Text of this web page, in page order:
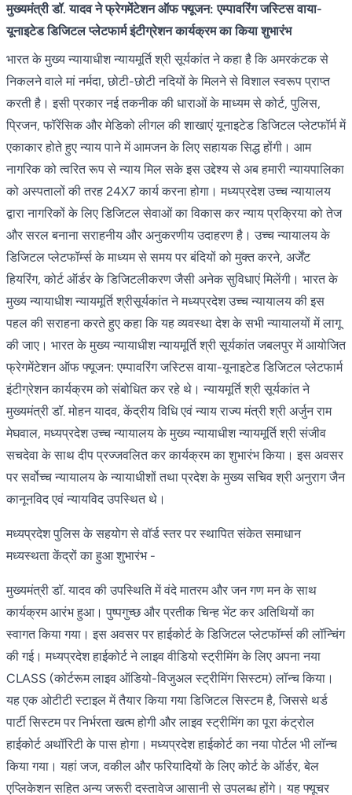
मुख्यमंत्री डॉ. यादव ने फ्रेगमेंटेशन ऑफ फ्यूजन: एम्पावरिंग जस्टिस वाया-
यूनाइटेड डिजिटल प्लेटफार्म इंटीग्रेशन कार्यक्रम का किया शुभारंभ
भारत के मुख्य न्यायाधीश न्यायमूर्ति श्री सूर्यकांत ने कहा है कि अमरकंटक से
निकलने वाले मां नर्मदा, छोटी-छोटी नदियों के मिलने से विशाल स्वरूप प्राप्त
करती है। इसी प्रकार नई तकनीक की धाराओं के माध्यम से कोर्ट, पुलिस,
प्रिजन, फॉरेंसिक और मेडिको लीगल की शाखाएं यूनाइटेड डिजिटल प्लेटफॉर्म में
एकाकार होते हुए न्याय पाने में आमजन के लिए सहायक सिद्ध होंगी। आम
नागरिक को त्वरित रूप से न्याय मिल सके इस उद्देश्य से अब हमारी न्यायपालिका
को अस्पतालों की तरह 24X7 कार्य करना होगा। मध्यप्रदेश उच्च न्यायालय
द्वारा नागरिकों के लिए डिजिटल सेवाओं का विकास कर न्याय प्रक्रिया को तेज
और सरल बनाना सराहनीय और अनुकरणीय उदाहरण है। उच्च न्यायालय के
डिजिटल प्लेटफॉर्म्स के माध्यम से समय पर बंदियों को मुक्त करने, अर्जेंट
हियरिंग, कोर्ट ऑर्डर के डिजिटलीकरण जैसी अनेक सुविधाएं मिलेंगी। भारत के
मुख्य न्यायाधीश न्यायमूर्ति श्रीसूर्यकांत ने मध्यप्रदेश उच्च न्यायालय की इस
पहल की सराहना करते हुए कहा कि यह व्यवस्था देश के सभी न्यायालयों में लागू
की जाए। भारत के मुख्य न्यायाधीश न्यायमूर्ति श्री सूर्यकांत जबलपुर में आयोजित
फ्रेगमेंटेशन ऑफ फ्यूजन: एम्पावरिंग जस्टिस वाया-यूनाइटेड डिजिटल प्लेटफार्म
इंटीग्रेशन कार्यक्रम को संबोधित कर रहे थे। न्यायमूर्ति श्री सूर्यकांत ने
मुख्यमंत्री डॉ. मोहन यादव, केंद्रीय विधि एवं न्याय राज्य मंत्री श्री अर्जुन राम
मेघवाल, मध्यप्रदेश उच्च न्यायालय के मुख्य न्यायाधीश न्यायमूर्ति श्री संजीव
सचदेवा के साथ दीप प्रज्जवलित कर कार्यक्रम का शुभारंभ किया। इस अवसर
पर सर्वोच्च न्यायालय के न्यायाधीशों तथा प्रदेश के मुख्य सचिव श्री अनुराग जैन
कानूनविद एवं न्यायविद उपस्थित थे।
मध्यप्रदेश पुलिस के सहयोग से वॉर्ड स्तर पर स्थापित संकेत समाधान
मध्यस्थता केंद्रों का हुआ शुभारंभ -
मुख्यमंत्री डॉ. यादव की उपस्थिति में वंदे मातरम और जन गण मन के साथ
कार्यक्रम आरंभ हुआ। पुष्पगुच्छ और प्रतीक चिन्ह भेंट कर अतिथियों का
स्वागत किया गया। इस अवसर पर हाईकोर्ट के डिजिटल प्लेटफॉर्म्स की लॉन्चिंग
की गई। मध्यप्रदेश हाईकोर्ट ने लाइव वीडियो स्ट्रीमिंग के लिए अपना नया
CLASS (कोर्टरूम लाइव ऑडियो-विजुअल स्ट्रीमिंग सिस्टम) लॉन्च किया।
यह एक ओटीटी स्टाइल में तैयार किया गया डिजिटल सिस्टम है, जिससे थर्ड
पार्टी सिस्टम पर निर्भरता खत्म होगी और लाइव स्ट्रीमिंग का पूरा कंट्रोल
हाईकोर्ट अथॉरिटी के पास होगा। मध्यप्रदेश हाईकोर्ट का नया पोर्टल भी लॉन्च
किया गया। यहां जज, वकील और फरियादियों के लिए कोर्ट के ऑर्डर, बेल
एप्लिकेशन सहित अन्य जरूरी दस्तावेज आसानी से उपलब्ध होंगे। यह फ्यूचर